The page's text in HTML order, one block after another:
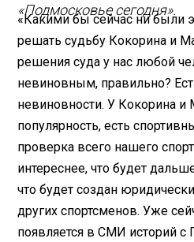
«Подмосковье сегодня».
«Какими бы сейчас ни были
решать судьбу Кокорина и
решения суда у нас любой
невиновным, правильно?
невиновности. У Кокорина и
популярность, есть
проверка всего нашего
интереснее, что будет
что будет создан
других спортсменов. Уже
появляется в СМИ историй